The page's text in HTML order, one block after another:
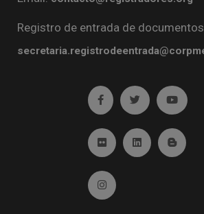
Registro de entrada de
Ir a facebook (abre en
Ir a twitter
Ir a
Ir a Flickr (abre en
Ir a Linkedin
Ir al
Ir a Instagram (abre